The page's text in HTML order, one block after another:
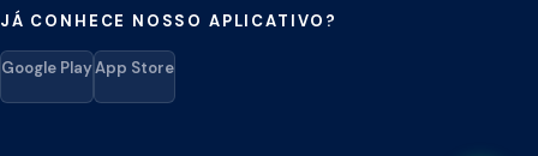
JÁ CONHECE NOSSO APLICATIVO?
Google PlayApp Store